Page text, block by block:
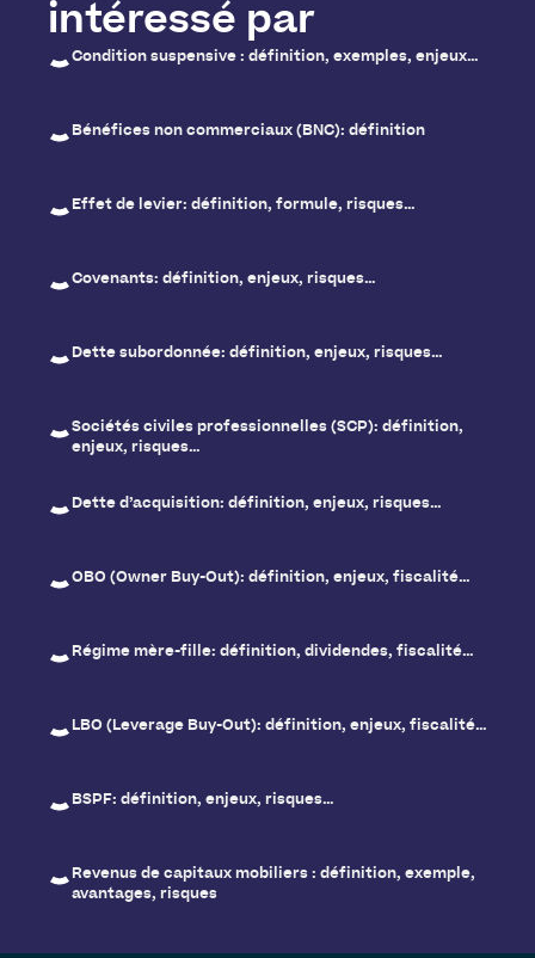
intéressé par
Condition suspensive : définition, exemples, enjeux…
Bénéfices non commerciaux (BNC): définition
Effet de levier: définition, formule, risques…
Covenants: définition, enjeux, risques…
Dette subordonnée: définition, enjeux, risques…
Sociétés civiles professionnelles (SCP): définition,
enjeux, risques…
Dette d’acquisition: définition, enjeux, risques…
OBO (Owner Buy-Out): définition, enjeux, fiscalité…
Régime mère-fille: définition, dividendes, fiscalité…
LBO (Leverage Buy-Out): définition, enjeux, fiscalité…
BSPF: définition, enjeux, risques…
Revenus de capitaux mobiliers : définition, exemple,
avantages, risques